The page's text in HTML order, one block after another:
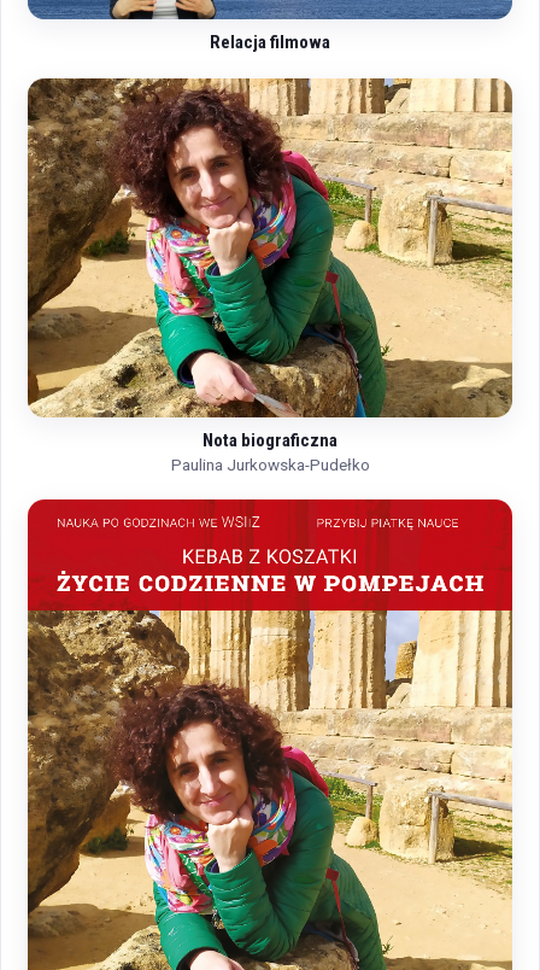
Relacja filmowa
Nota biograficzna
Paulina Jurkowska-Pudełko